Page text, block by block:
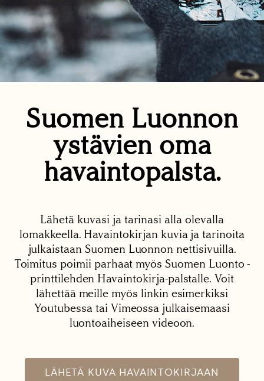
Suomen Luonnon
ystävien oma
havaintopalsta.
Lähetä kuvasi ja tarinasi alla olevalla
lomakkeella. Havaintokirjan kuvia ja tarinoita
julkaistaan Suomen Luonnon nettisivuilla.
Toimitus poimii parhaat myös Suomen Luonto -
printtilehden Havaintokirja-palstalle. Voit
lähettää meille myös linkin esimerkiksi
Youtubessa tai Vimeossa julkaisemaasi
luontoaiheiseen videoon.
LÄHETÄ KUVA HAVAINTOKIRJAAN